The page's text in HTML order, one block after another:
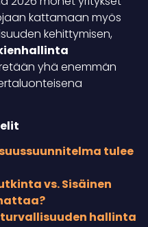
kattamaan myös
kehittymisen,
yhä enemmän
tulee
vs. Sisäinen
hallinta